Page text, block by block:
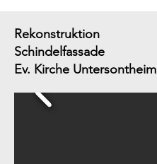
Rekonstruktion
Schindelfassade
Ev. Kirche Untersontheim